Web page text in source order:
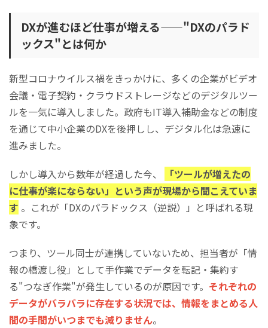
DXが進むほど仕事が増える——"DXのパラド
ックス"とは何か
新型コロナウイルス禍をきっかけに、多くの企業がビデオ
会議・電子契約・クラウドストレージなどのデジタルツー
ルを一気に導入しました。政府もIT導入補助金などの制度
を通じて中小企業のDXを後押しし、デジタル化は急速に
進みました。
しかし導入から数年が経過した今、
「ツールが増えたの
に仕事が楽にならない」という声が現場から聞こえていま
す 。これが「DXのパラドックス（逆説）」と呼ばれる現
象です。
つまり、ツール同士が連携していないため、担当者が「情
報の橋渡し役」として手作業でデータを転記・集約す
る"つなぎ作業"が発生しているのが原因です。 それぞれの
データがバラバラに存在する状況では、情報をまとめる人
間の手間がいつまでも減りません。